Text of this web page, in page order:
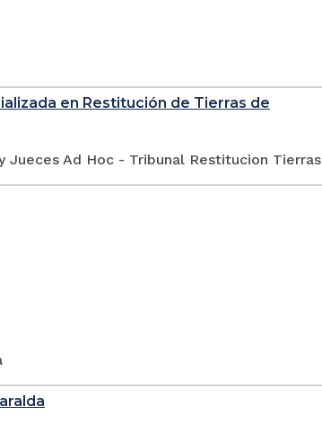
en Restitución de Tierras de
Jueces Ad Hoc - Tribunal Restitucion Tierras